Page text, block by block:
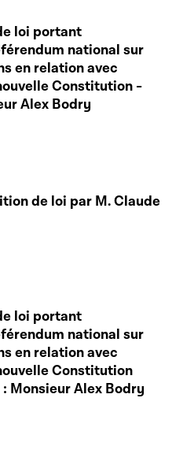
loi portant
national sur
en relation avec
Constitution -
Alex Bodry
de loi par M. Claude
loi portant
national sur
en relation avec
Constitution
Monsieur Alex Bodry